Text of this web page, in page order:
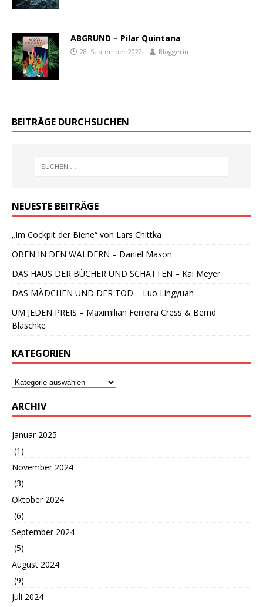
ABGRUND – Pilar Quintana
28. September 2022 Bloggerin
BEITRÄGE DURCHSUCHEN
NEUESTE BEITRÄGE
„Im Cockpit der Biene“ von Lars Chittka
OBEN IN DEN WÄLDERN – Daniel Mason
DAS HAUS DER BÜCHER UND SCHATTEN – Kai Meyer
DAS MÄDCHEN UND DER TOD – Luo Lingyuan
UM JEDEN PREIS – Maximilian Ferreira Cress & Bernd
Blaschke
KATEGORIEN
ARCHIV
Januar 2025
(1)
November 2024
(3)
Oktober 2024
(6)
September 2024
(5)
August 2024
(9)
Juli 2024